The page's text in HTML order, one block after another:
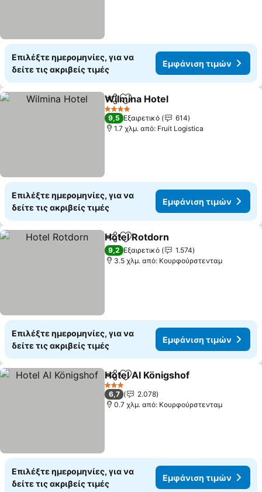
Επιλέξτε ημερομηνίες, για να
δείτε τις ακριβείς τιμές
Εμφάνιση τιμών
Κοινοποίηση
Προσθήκη στα αγαπημένα
Wilmina Hotel
4 Αστέρια
9,5 Εξαιρετικό
614
1.7 χλμ. από: Fruit Logistica
Επιλέξτε ημερομηνίες, για να
δείτε τις ακριβείς τιμές
Εμφάνιση τιμών
Κοινοποίηση
Προσθήκη στα αγαπημένα
Hotel Rotdorn
9,2 Εξαιρετικό
1.574
3.5 χλμ. από: Κουρφούρστενταμ
Επιλέξτε ημερομηνίες, για να
δείτε τις ακριβείς τιμές
Εμφάνιση τιμών
Κοινοποίηση
Προσθήκη στα αγαπημένα
Hotel AI Königshof
3 Αστέρια
6,7
2.078
0.7 χλμ. από: Κουρφούρστενταμ
Επιλέξτε ημερομηνίες, για να
δείτε τις ακριβείς τιμές
Εμφάνιση τιμών